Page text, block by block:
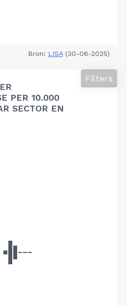
Bron: LISA(30-06-2025)
PER 10.000
SECTOR EN
Filters